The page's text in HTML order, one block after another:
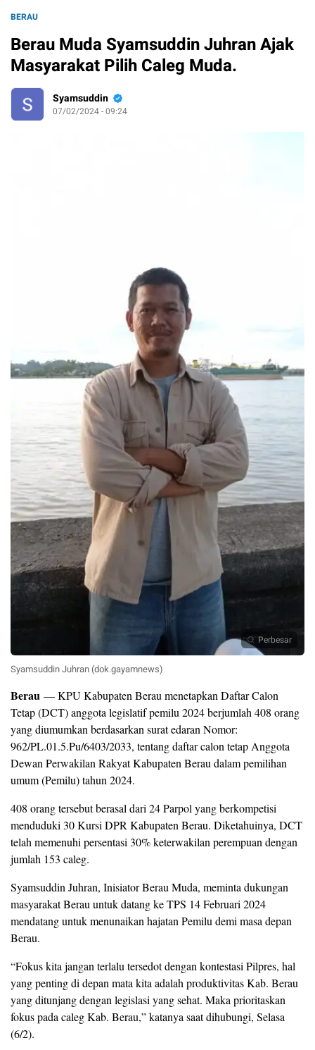
BERAU
Berau Muda Syamsuddin Juhran Ajak
Masyarakat Pilih Caleg Muda.
Syamsuddin
07/02/2024 - 09:24
Perbesar
Syamsuddin Juhran (dok.gayamnews)
Berau — KPU Kabupaten Berau menetapkan Daftar Calon
Tetap (DCT) anggota legislatif pemilu 2024 berjumlah 408 orang
yang diumumkan berdasarkan surat edaran Nomor:
962/PL.01.5.Pu/6403/2033, tentang daftar calon tetap Anggota
Dewan Perwakilan Rakyat Kabupaten Berau dalam pemilihan
umum (Pemilu) tahun 2024.
408 orang tersebut berasal dari 24 Parpol yang berkompetisi
menduduki 30 Kursi DPR Kabupaten Berau. Diketahuinya, DCT
telah memenuhi persentasi 30% keterwakilan perempuan dengan
jumlah 153 caleg.
Syamsuddin Juhran, Inisiator Berau Muda, meminta dukungan
masyarakat Berau untuk datang ke TPS 14 Februari 2024
mendatang untuk menunaikan hajatan Pemilu demi masa depan
Berau.
“Fokus kita jangan terlalu tersedot dengan kontestasi Pilpres, hal
yang penting di depan mata kita adalah produktivitas Kab. Berau
yang ditunjang dengan legislasi yang sehat. Maka prioritaskan
fokus pada caleg Kab. Berau,” katanya saat dihubungi, Selasa
(6/2).